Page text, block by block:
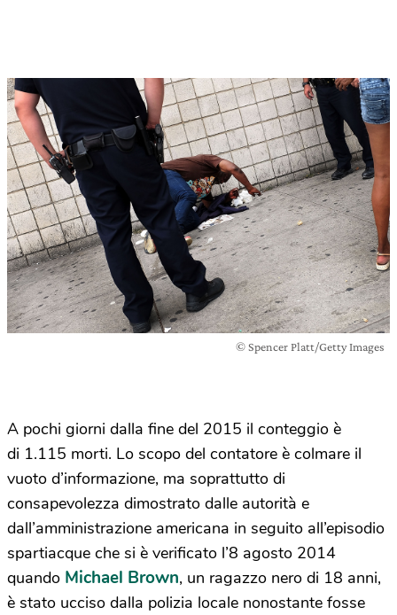
© Spencer Platt/Getty Images
A pochi giorni dalla fine del 2015 il conteggio è
di 1.115 morti. Lo scopo del contatore è colmare il
vuoto d’informazione, ma soprattutto di
consapevolezza dimostrato dalle autorità e
dall’amministrazione americana in seguito all’episodio
spartiacque che si è verificato l’8 agosto 2014
quando Michael Brown, un ragazzo nero di 18 anni,
è stato ucciso dalla polizia locale nonostante fosse